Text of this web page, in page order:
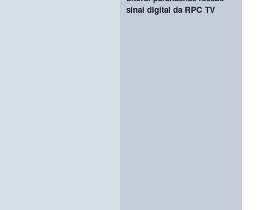
sinal digital da RPC TV